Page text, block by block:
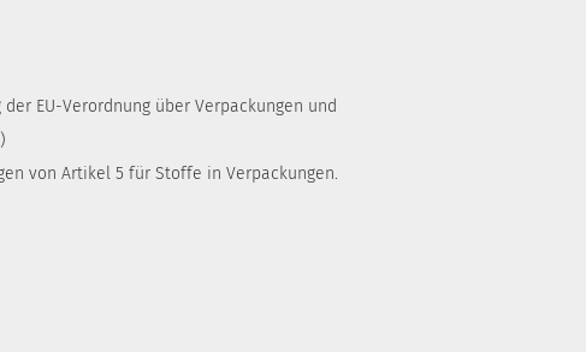
EU-Verordnung über Verpackungen und
von Artikel 5 für Stoffe in Verpackungen.